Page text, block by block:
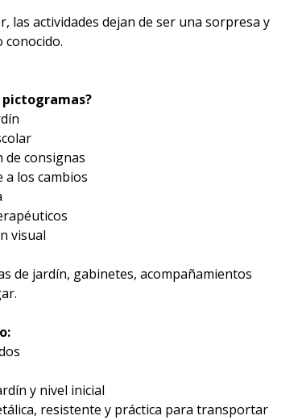
las actividades dejan de ser una sorpresa y
conocido.
pictogramas?
de consignas
a los cambios
visual
de jardín, gabinetes, acompañamientos
y nivel inicial
resistente y práctica para transportar